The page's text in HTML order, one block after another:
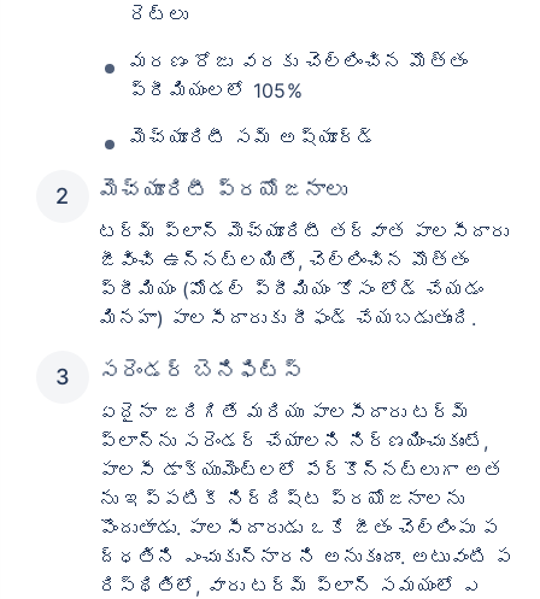
రెట్లు
మరణం రోజు వరకు చెల్లించిన మొత్తం
ప్రీమియంలలో 105%
మెచ్యూరిటీ సమ్ అష్యూర్డ్
మెచ్యూరిటీ ప్రయోజనాలు
టర్మ్ ప్లాన్ మెచ్యూరిటీ తర్వాత పాలసీదారు
జీవించి ఉన్నట్లయితే, చెల్లించిన మొత్తం
ప్రీమియం (మోడల్ ప్రీమియం కోసం లోడ్ చేయడం
మినహా) పాలసీదారుకు రీఫండ్ చేయబడుతుంది.
సరెండర్ బెనిఫిట్స్
ఏదైనా జరిగితే మరియు పాలసీదారు టర్మ్
ప్లాన్‌ను సరెండర్ చేయాలని నిర్ణయించుకుంటే,
పాలసీ డాక్యుమెంట్‌లలో పేర్కొన్నట్లుగా అత
ను ఇప్పటికీ నిర్దిష్ట ప్రయోజనాలను
పొందుతాడు. పాలసీదారుడు ఒకే జీతం చెల్లింపు ప
ద్ధతిని ఎంచుకున్నారని అనుకుందాం. అటువంటి ప
రిస్థితిలో, వారు టర్మ్ ప్లాన్ సమయంలో ఎ